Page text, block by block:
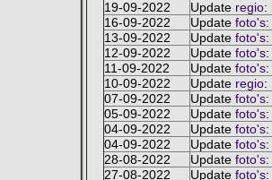
19-09-2022 Update regio:
16-09-2022
Update foto's:
13-09-2022
Update foto's:
12-09-2022
Update foto's:
11-09-2022
Update foto's:
10-09-2022
Update regio:
07-09-2022
Update foto's:
05-09-2022
Update foto's:
04-09-2022
Update foto's:
04-09-2022
Update foto's:
28-08-2022
Update foto's:
27-08-2022
Update foto's: